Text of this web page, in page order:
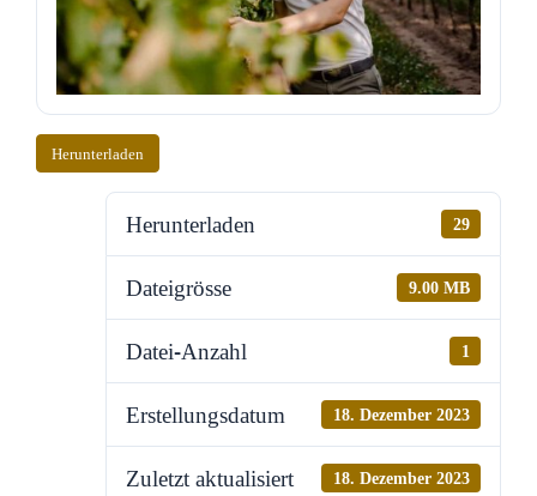
Herunterladen
Herunterladen 29
Dateigrösse 9.00 MB
Datei-Anzahl 1
Erstellungsdatum 18. Dezember 2023
Zuletzt aktualisiert 18. Dezember 2023